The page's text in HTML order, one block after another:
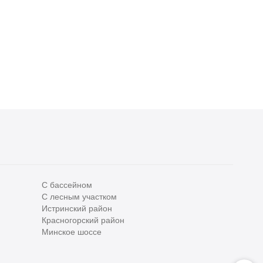
С бассейном
С лесным участком
Истринский район
Красногорский район
Минское шоссе
Все
Сегодня